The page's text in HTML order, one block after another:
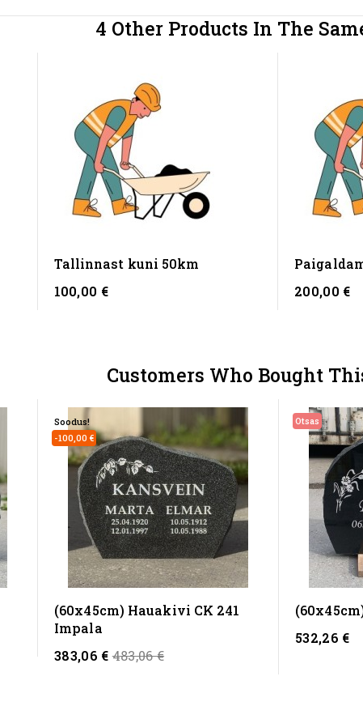
4 Other Products In The
Tallinnast kuni 50km
100,00 €
200,00 €
Customers Who Bought
Soodus!
-100,00 €
(60x45cm) Hauakivi CK 241
Impala
383,06 €Regular
483,06 €
Otsas
532,26 €